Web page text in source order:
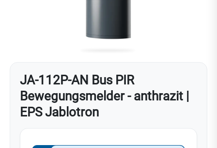
JA-112P-AN Bus PIR
Bewegungsmelder - anthrazit |
EPS Jablotron